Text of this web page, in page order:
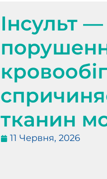
Інсульт
тканин
11 Червня, 2026